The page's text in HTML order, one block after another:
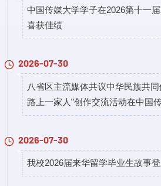
中国传媒大学学子在2026第十一
喜获佳绩
2026-07-30
八省区主流媒体共议中华民族共
路上一家人”创作交流活动在中国
2026-07-30
我校2026届来华留学毕业生故事